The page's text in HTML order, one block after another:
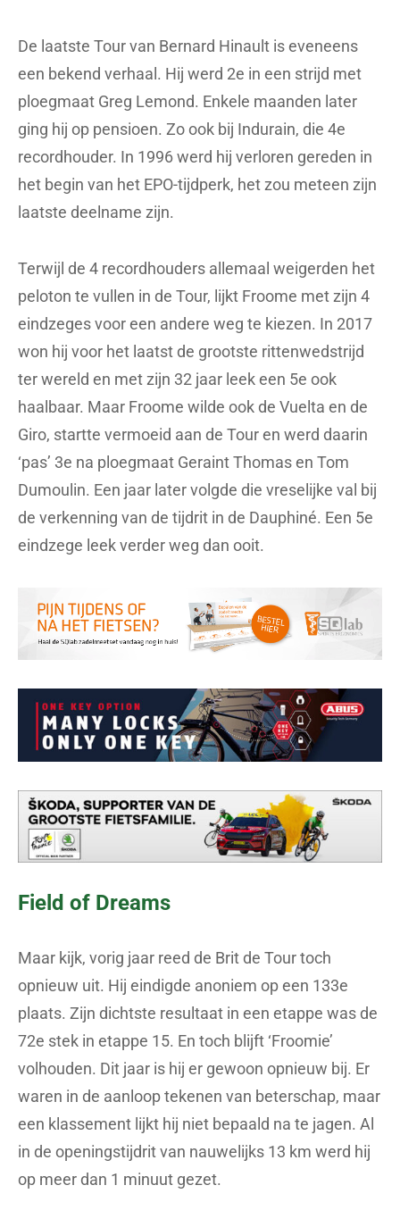
De laatste Tour van Bernard Hinault is eveneens
een bekend verhaal. Hij werd 2e in een strijd met
ploegmaat Greg Lemond. Enkele maanden later
ging hij op pensioen. Zo ook bij Indurain, die 4e
recordhouder. In 1996 werd hij verloren gereden in
het begin van het EPO-tijdperk, het zou meteen zijn
laatste deelname zijn.
Terwijl de 4 recordhouders allemaal weigerden het
peloton te vullen in de Tour, lijkt Froome met zijn 4
eindzeges voor een andere weg te kiezen. In 2017
won hij voor het laatst de grootste rittenwedstrijd
ter wereld en met zijn 32 jaar leek een 5e ook
haalbaar. Maar Froome wilde ook de Vuelta en de
Giro, startte vermoeid aan de Tour en werd daarin
‘pas’ 3e na ploegmaat Geraint Thomas en Tom
Dumoulin. Een jaar later volgde die vreselijke val bij
de verkenning van de tijdrit in de Dauphiné. Een 5e
eindzege leek verder weg dan ooit.
Field of Dreams
Maar kijk, vorig jaar reed de Brit de Tour toch
opnieuw uit. Hij eindigde anoniem op een 133e
plaats. Zijn dichtste resultaat in een etappe was de
72e stek in etappe 15. En toch blijft ‘Froomie’
volhouden. Dit jaar is hij er gewoon opnieuw bij. Er
waren in de aanloop tekenen van beterschap, maar
een klassement lijkt hij niet bepaald na te jagen. Al
in de openingstijdrit van nauwelijks 13 km werd hij
op meer dan 1 minuut gezet.